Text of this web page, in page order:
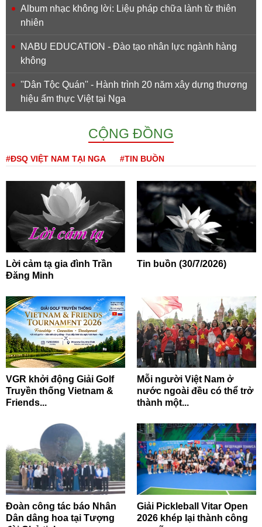
Album nhạc không lời: Liệu pháp chữa lành từ thiên
nhiên
NABU EDUCATION - Đào tạo nhân lực ngành hàng
không
''Dân Tộc Quán'' - Hành trình 20 năm xây dựng thương
hiệu ẩm thực Việt tại Nga
CỘNG ĐỒNG
#ĐSQ VIỆT NAM TẠI NGA #TIN BUỒN
Lời cảm tạ gia đình Trần
Đăng Minh
Tin buồn (30/7/2026)
VGR khởi động Giải Golf
Truyền thống Vietnam &
Friends...
Mỗi người Việt Nam ở
nước ngoài đều có thể trở
thành một...
Đoàn công tác báo Nhân
Dân dâng hoa tại Tượng
Giải Pickleball Vitar Open
2026 khép lại thành công